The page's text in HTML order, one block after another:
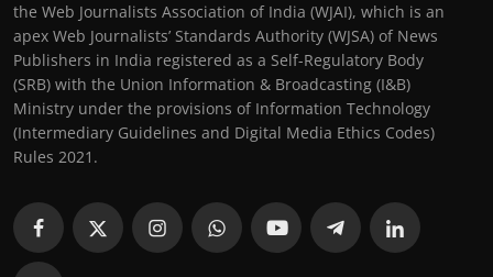
the Web Journalists Association of India (WJAI), which is an
apex Web Journalists’ Standards Authority (WJSA) of News
Publishers in India registered as a Self-Regulatory Body
(SRB) with the Union Information & Broadcasting (I&B)
Ministry under the provisions of Information Technology
(Intermediary Guidelines and Digital Media Ethics Codes)
Rules 2021.